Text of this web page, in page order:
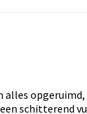
schitterend